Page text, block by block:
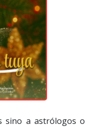
a astrólogos o